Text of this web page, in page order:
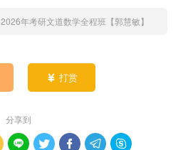
2026年考研文道数学全程班【郭慧敏】
 打赏
分享到
    